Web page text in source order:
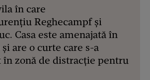
în care
Reghecampf și
Casa este amenajată în
are o curte care s-a
zonă de distracție pentru